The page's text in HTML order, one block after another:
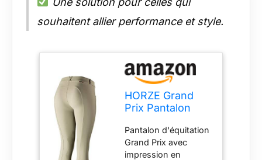
souhaitent allier performance et style.
HORZE Grand
Prix Pantalon
silicone pour
femme
Pantalon d'équitation
Grand Prix avec
impression en